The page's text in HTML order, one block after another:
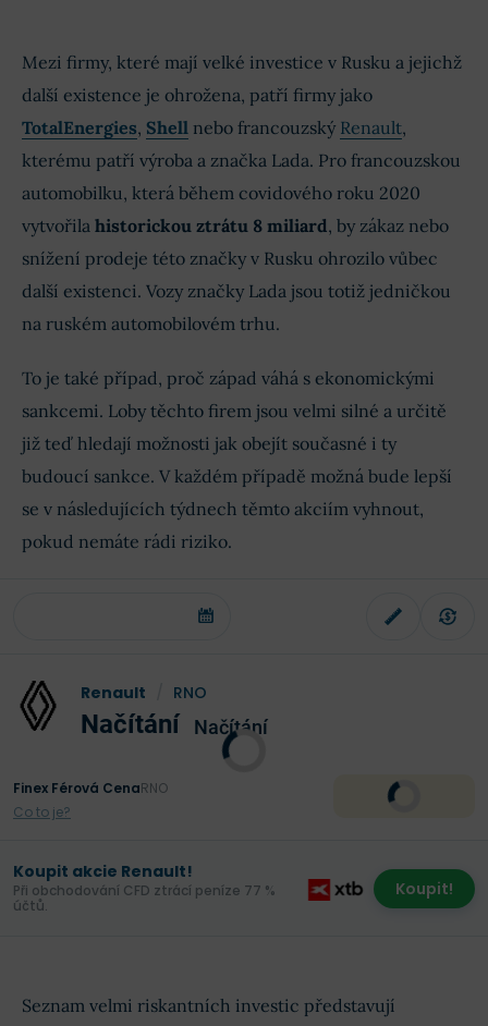
Mezi firmy, které mají velké investice v Rusku a jejichž
další existence je ohrožena, patří firmy jako
TotalEnergies, Shell nebo francouzský Renault,
kterému patří výroba a značka Lada. Pro francouzskou
automobilku, která během covidového roku 2020
vytvořila historickou ztrátu 8 miliard, by zákaz nebo
snížení prodeje této značky v Rusku ohrozilo vůbec
další existenci. Vozy značky Lada jsou totiž jedničkou
na ruském automobilovém trhu.
To je také případ, proč západ váhá s ekonomickými
sankcemi. Loby těchto firem jsou velmi silné a určitě
již teď hledají možnosti jak obejít současné i ty
budoucí sankce. V každém případě možná bude lepší
se v následujících týdnech těmto akciím vyhnout,
pokud nemáte rádi riziko.
Renault RNO
Načítání Načítání
Finex Férová CenaRNO
Co to je?
Koupit akcie Renault!
Při obchodování CFD ztrácí peníze 77 %
účtů.
Koupit!
Seznam velmi riskantních investic představují